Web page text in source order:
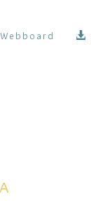
Webboard